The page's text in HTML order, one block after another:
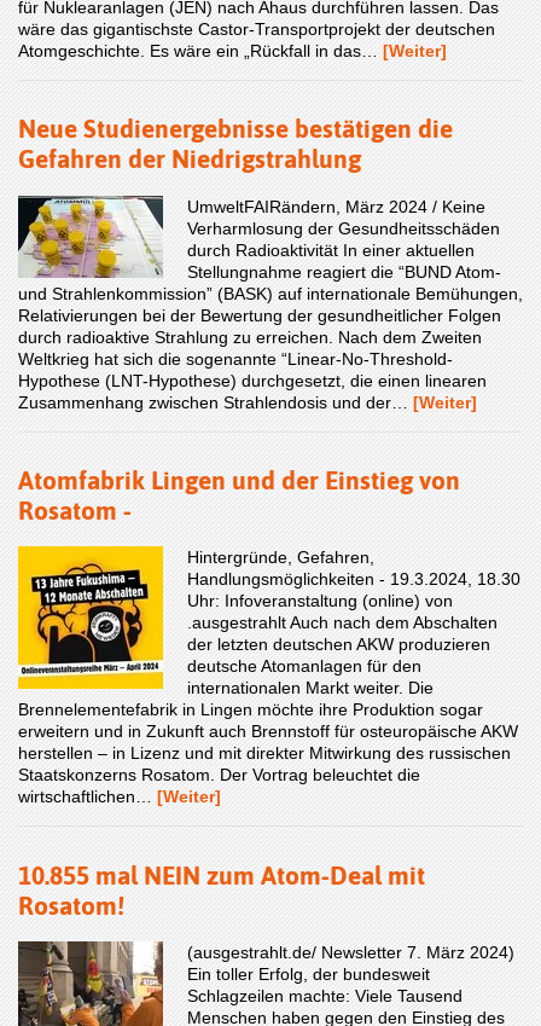
für Nuklearanlagen (JEN) nach Ahaus durchführen lassen. Das
wäre das gigantischste Castor-Transportprojekt der deutschen
Atomgeschichte. Es wäre ein „Rückfall in das… [Weiter]
Neue Studienergebnisse bestätigen die
Gefahren der Niedrigstrahlung
UmweltFAIRändern, März 2024 / Keine
Verharmlosung der Gesundheitsschäden
durch Radioaktivität In einer aktuellen
Stellungnahme reagiert die “BUND Atom-
und Strahlenkommission” (BASK) auf internationale Bemühungen,
Relativierungen bei der Bewertung der gesundheitlicher Folgen
durch radioaktive Strahlung zu erreichen. Nach dem Zweiten
Weltkrieg hat sich die sogenannte “Linear-No-Threshold-
Hypothese (LNT-Hypothese) durchgesetzt, die einen linearen
Zusammenhang zwischen Strahlendosis und der… [Weiter]
Atomfabrik Lingen und der Einstieg von
Rosatom -
Hintergründe, Gefahren,
Handlungsmöglichkeiten - 19.3.2024, 18.30
Uhr: Infoveranstaltung (online) von
.ausgestrahlt Auch nach dem Abschalten
der letzten deutschen AKW produzieren
deutsche Atomanlagen für den
internationalen Markt weiter. Die
Brennelementefabrik in Lingen möchte ihre Produktion sogar
erweitern und in Zukunft auch Brennstoff für osteuropäische AKW
herstellen – in Lizenz und mit direkter Mitwirkung des russischen
Staatskonzerns Rosatom. Der Vortrag beleuchtet die
wirtschaftlichen… [Weiter]
10.855 mal NEIN zum Atom-Deal mit
Rosatom!
(ausgestrahlt.de/ Newsletter 7. März 2024)
Ein toller Erfolg, der bundesweit
Schlagzeilen machte: Viele Tausend
Menschen haben gegen den Einstieg des